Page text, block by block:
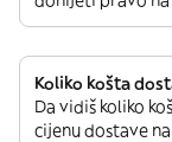
Koliko košta
Da vidiš koliko
cijenu dostave